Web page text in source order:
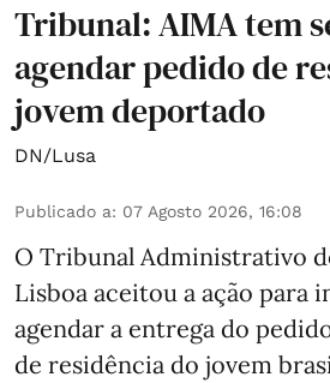
Tribunal: AIMA tem
agendar pedido de
jovem deportado
DN/Lusa
Publicado a: 07 Agosto 2026, 16:08
O Tribunal Administrativo
Lisboa aceitou a ação para
agendar a entrega do
de residência do jovem